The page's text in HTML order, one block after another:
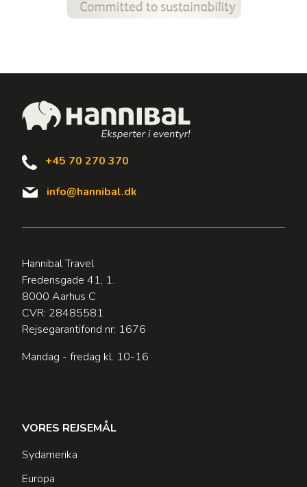
+45 70 270 370
info@hannibal.dk
Hannibal Travel
Fredensgade 41, 1.
8000 Aarhus C
CVR: 28485581
Rejsegarantifond nr: 1676
Mandag - fredag kl. 10-16
VORES REJSEMÅL
Sydamerika
Europa